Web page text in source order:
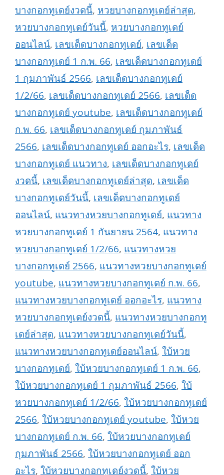
บางกอกทูเดย์งวดนี้, หวยบางกอกทูเดย์ล่าสุด,
หวยบางกอกทูเดย์วันนี้, หวยบางกอกทูเดย์
ออนไลน์, เลขเด็ดบางกอกทูเดย์, เลขเด็ด
บางกอกทูเดย์ 1 ก.พ. 66, เลขเด็ดบางกอกทูเดย์
1 กุมภาพันธ์ 2566, เลขเด็ดบางกอกทูเดย์
1/2/66, เลขเด็ดบางกอกทูเดย์ 2566, เลขเด็ด
บางกอกทูเดย์ youtube, เลขเด็ดบางกอกทูเดย์
ก.พ. 66, เลขเด็ดบางกอกทูเดย์ กุมภาพันธ์
2566, เลขเด็ดบางกอกทูเดย์ ออกอะไร, เลขเด็ด
บางกอกทูเดย์ แนวทาง, เลขเด็ดบางกอกทูเดย์
งวดนี้, เลขเด็ดบางกอกทูเดย์ล่าสุด, เลขเด็ด
บางกอกทูเดย์วันนี้, เลขเด็ดบางกอกทูเดย์
ออนไลน์, แนวทางหวยบางกอกทูเดย์, แนวทาง
หวยบางกอกทูเดย์ 1 กันยายน 2564, แนวทาง
หวยบางกอกทูเดย์ 1/2/66, แนวทางหวย
บางกอกทูเดย์ 2566, แนวทางหวยบางกอกทูเดย์
youtube, แนวทางหวยบางกอกทูเดย์ ก.พ. 66,
แนวทางหวยบางกอกทูเดย์ ออกอะไร, แนวทาง
หวยบางกอกทูเดย์งวดนี้, แนวทางหวยบางกอกทู
เดย์ล่าสุด, แนวทางหวยบางกอกทูเดย์วันนี้,
แนวทางหวยบางกอกทูเดย์ออนไลน์, ใบ้หวย
บางกอกทูเดย์, ใบ้หวยบางกอกทูเดย์ 1 ก.พ. 66,
ใบ้หวยบางกอกทูเดย์ 1 กุมภาพันธ์ 2566, ใบ้
หวยบางกอกทูเดย์ 1/2/66, ใบ้หวยบางกอกทูเดย์
2566, ใบ้หวยบางกอกทูเดย์ youtube, ใบ้หวย
บางกอกทูเดย์ ก.พ. 66, ใบ้หวยบางกอกทูเดย์
กุมภาพันธ์ 2566, ใบ้หวยบางกอกทูเดย์ ออก
อะไร, ใบ้หวยบางกอกทูเดย์งวดนี้, ใบ้หวย